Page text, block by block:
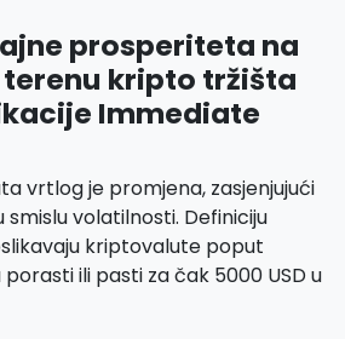
prosperiteta na
kripto tržišta
Immediate
vrtlog je promjena, zasjenjujući
smislu volatilnosti. Definiciju
kriptovalute poput
ili pasti za čak 5000 USD u